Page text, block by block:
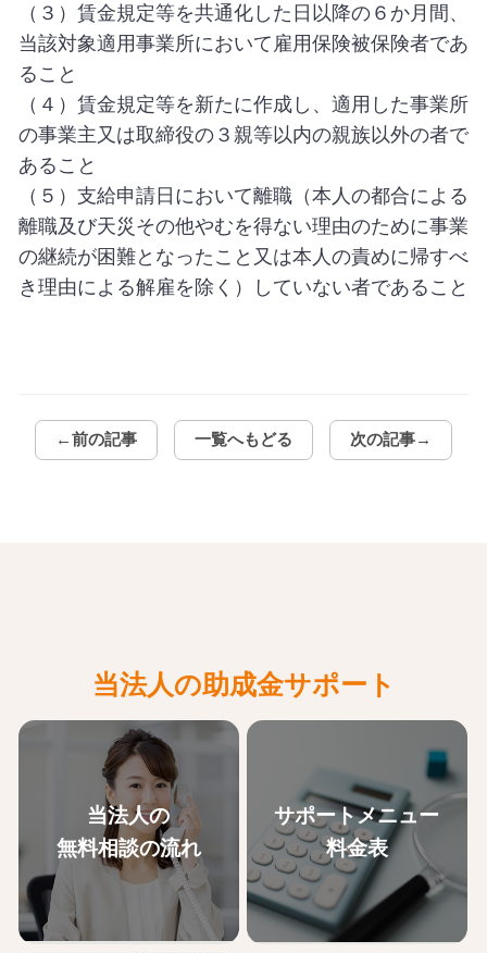
（３）賃金規定等を共通化した日以降の６か月間、
当該対象適用事業所において雇用保険被保険者であ
ること
（４）賃金規定等を新たに作成し、適用した事業所
の事業主又は取締役の３親等以内の親族以外の者で
あること
（５）支給申請日において離職（本人の都合による
離職及び天災その他やむを得ない理由のために事業
の継続が困難となったこと又は本人の責めに帰すべ
き理由による解雇を除く）していない者であること
←前の記事 一覧へもどる 次の記事→
当法人の助成金サポート
当法人の
無料相談の流れ
サポートメニュー
料金表